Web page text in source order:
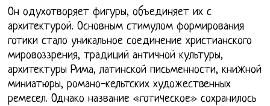
Он одухотворяет фигуры, объединяет их с
архитектурой. Основным стимулом формирования
готики стало уникальное соединение христианского
мировоззрения, традиций античной культуры,
архитектуры Рима, латинской письменности, книжной
миниатюры, романо-кельтских художественных
ремесел. Однако название «готическое» сохранилось